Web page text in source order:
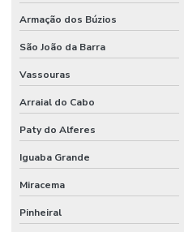
Armação dos Búzios
São João da Barra
Vassouras
Arraial do Cabo
Paty do Alferes
Iguaba Grande
Miracema
Pinheiral